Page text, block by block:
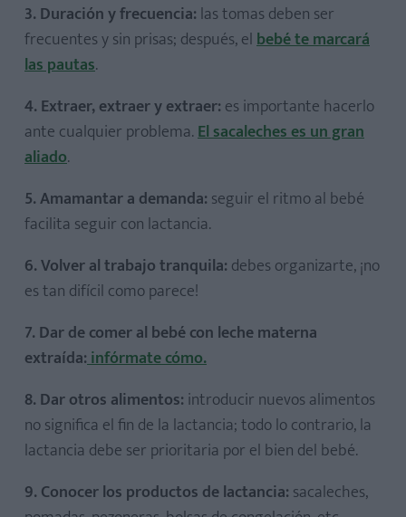
3. Duración y frecuencia: las tomas deben ser
frecuentes y sin prisas; después, elbebé te marcará
las pautas.
4. Extraer, extraer y extraer: es importante hacerlo
ante cualquier problema.El sacaleches es un gran
aliado.
5. Amamantar a demanda: seguir el ritmo al bebé
facilita seguir con lactancia.
6. Volver al trabajo tranquila: debes organizarte, ¡no
es tan difícil como parece!
7. Dar de comer al bebé con leche materna
extraída:infórmate cómo.
8. Dar otros alimentos: introducir nuevos alimentos
no significa el fin de la lactancia; todo lo contrario, la
lactancia debe ser prioritaria por el bien del bebé.
9. Conocer los productos de lactancia: sacaleches,